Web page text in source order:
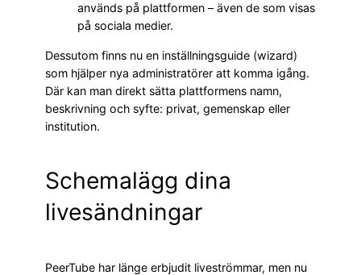
används på plattformen – även de som visas
på sociala medier.
Dessutom finns nu en inställningsguide (wizard)
som hjälper nya administratörer att komma igång.
Där kan man direkt sätta plattformens namn,
beskrivning och syfte: privat, gemenskap eller
institution.
Schemalägg dina
livesändningar
PeerTube har länge erbjudit liveströmmar, men nu